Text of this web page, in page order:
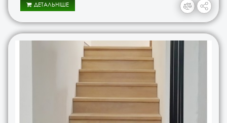
ДЕТАЛЬНІШЕ